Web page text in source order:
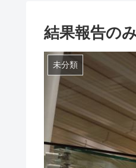
結果報告の
未分類